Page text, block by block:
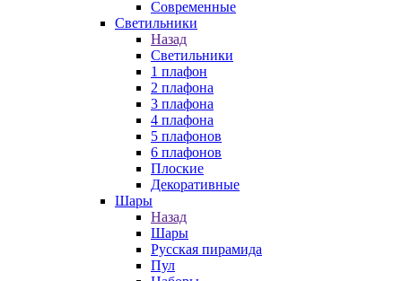
Современные
Светильники
Назад
Светильники
1 плафон
2 плафона
3 плафона
4 плафона
5 плафонов
6 плафонов
Плоские
Декоративные
Шары
Назад
Шары
Русская пирамида
Пул